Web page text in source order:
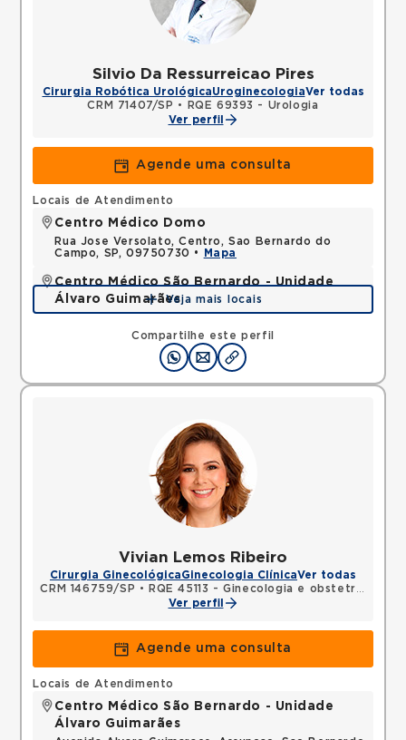
Silvio Da Ressurreicao Pires
Cirurgia Robótica UrológicaUroginecologiaVer todas
CRM 71407/SP •
RQE 69393 - Urologia
Ver perfil
Agende uma consulta
Compartilhe este perfil
Locais de Atendimento
Centro Médico Domo
Rua Jose Versolato, Centro, Sao Bernardo do
Campo, SP, 09750730 •
Mapa
Centro Médico São Bernardo - Unidade
Álvaro Guimarães
Avenida Alvaro Guimaraes, Assuncao, Sao Bernardo
do Campo, SP, 09810010 •
Mapa
Veja mais locais
Vivian Lemos Ribeiro
Cirurgia GinecológicaGinecologia ClínicaVer todas
CRM 146759/SP •
RQE 45113 - Ginecologia e obstetrícia
Ver perfil
Agende uma consulta
Locais de Atendimento
Centro Médico São Bernardo - Unidade
Álvaro Guimarães